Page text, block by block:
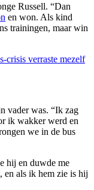
Russell. “Dan
en won. Als kind
trainingen, maar win
crisis verraste mezelf
vader was. “Ik zag
ik wakker werd en
we in de bus
hij en duwde me
als ik hem zie is hij